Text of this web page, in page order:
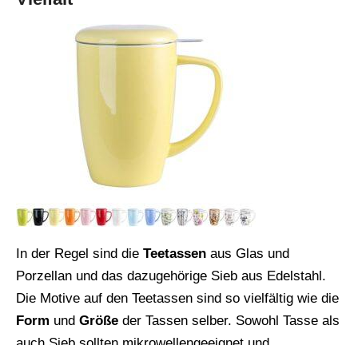
In der Regel sind die Teetassen aus Glas und
Porzellan und das dazugehörige Sieb aus Edelstahl.
Die Motive auf den Teetassen sind so vielfältig wie die
Form und Größe der Tassen selber. Sowohl Tasse als